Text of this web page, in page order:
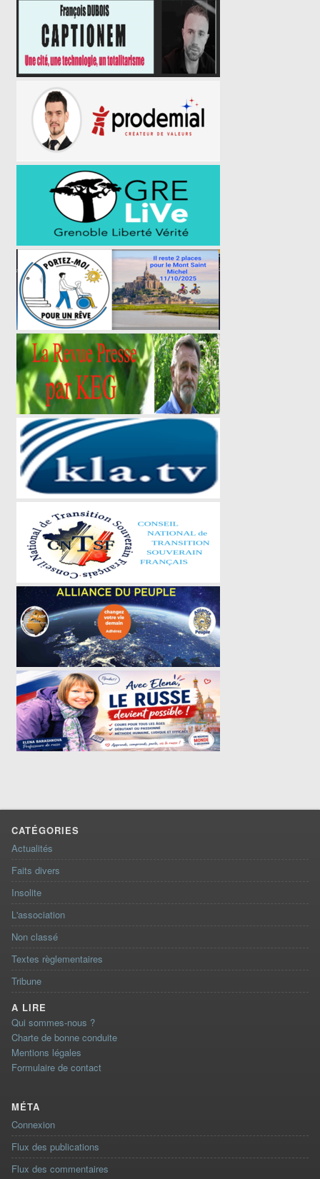
CATÉGORIES
Actualités
Faits divers
Insolite
L'association
Non classé
Textes règlementaires
Tribune
A LIRE
Qui sommes-nous ?
Charte de bonne conduite
Mentions légales
Formulaire de contact
MÉTA
Connexion
Flux des publications
Flux des commentaires